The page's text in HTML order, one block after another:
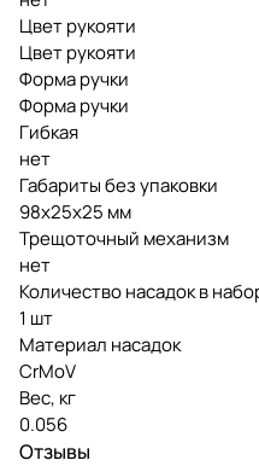
Цвет рукояти
Цвет рукояти
Форма ручки
Форма ручки
Гибкая
нет
Габариты без упаковки
98х25х25 мм
Трещоточный механизм
нет
Количество насадок в
1 шт
Материал насадок
CrMoV
Вес, кг
0.056
Отзывы